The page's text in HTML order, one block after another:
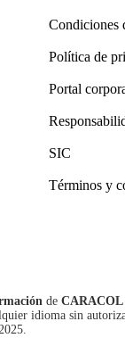
Condiciones
Política de
Portal
SIC
Términos y
de
idioma sin